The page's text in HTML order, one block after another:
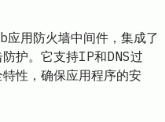
应用防火墙中间件，集成了
防护。它支持IP和DNS过
性，确保应用程序的安